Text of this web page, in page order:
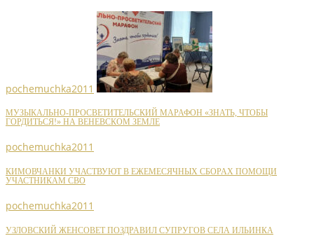
pochemuchka2011
МУЗЫКАЛЬНО-ПРОСВЕТИТЕЛЬСКИЙ МАРАФОН «ЗНАТЬ, ЧТОБЫ
ГОРДИТЬСЯ!» НА ВЕНЕВСКОМ ЗЕМЛЕ
pochemuchka2011
КИМОВЧАНКИ УЧАСТВУЮТ В ЕЖЕМЕСЯЧНЫХ СБОРАХ ПОМОЩИ
УЧАСТНИКАМ СВО
pochemuchka2011
УЗЛОВСКИЙ ЖЕНСОВЕТ ПОЗДРАВИЛ СУПРУГОВ СЕЛА ИЛЬИНКА